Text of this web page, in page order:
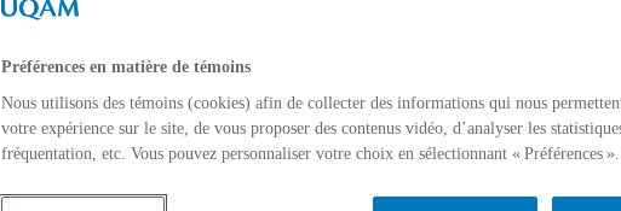
Préférences en matière de témoins
Nous utilisons des témoins (cookies) afin de collecter des informations qui nous
votre expérience sur le site, de vous proposer des contenus vidéo, d’analyser les
fréquentation, etc. Vous pouvez personnaliser votre choix en sélectionnant « Préférences ».